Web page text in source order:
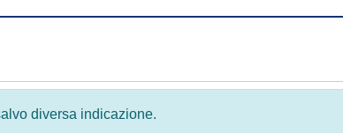
diversa indicazione.